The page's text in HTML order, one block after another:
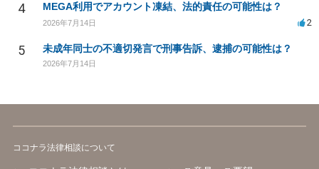
4 MEGA利用でアカウント凍結、法的責任の可能性は？
2026年7月14日 2
5 未成年同士の不適切発言で刑事告訴、逮捕の可能性は？
2026年7月14日
ココナラ法律相談について